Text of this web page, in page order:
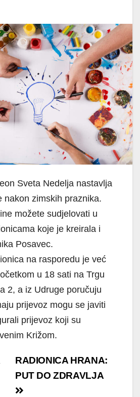
Sveta Nedelja nastavlja
nakon zimskih praznika.
možete sudjelovati u
koje je kreirala i
Posavec.
na rasporedu je već
u 18 sati na Trgu
2, a iz Udruge poručuju
prijevoz mogu se javiti
prijevoz koji su
Križom.
RADIONICA HRANA:
PUT DO ZDRAVLJA